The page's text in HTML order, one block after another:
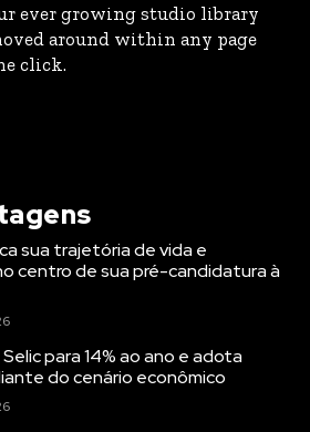
ever growing studio library
around within any page
click.
sua trajetória de vida e
centro de sua pré-candidatura à
para 14% ao ano e adota
do cenário econômico